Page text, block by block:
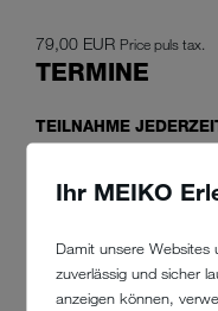
Ihr MEIKO
Damit unsere Websites
zuverlässig und sicher
anzeigen können,
79,00 EUR Price puls tax.
TERMINE
TEILNAHME
MEIKO-KONTO